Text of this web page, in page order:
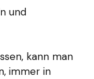
und
kann man
immer in